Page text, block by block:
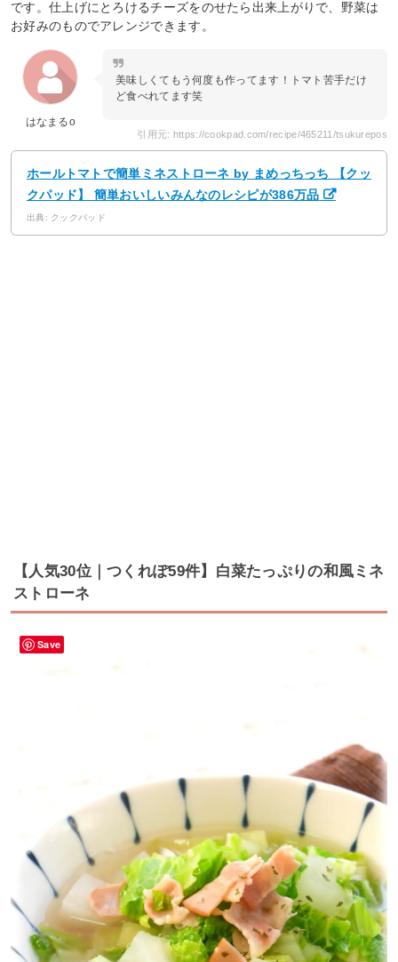
です。仕上げにとろけるチーズをのせたら出来上がりで、野菜は
お好みのものでアレンジできます。
はなまるo
美味しくてもう何度も作ってます！トマト苦手だけ
ど食べれてます笑
引用元: https://cookpad.com/recipe/465211/tsukurepos
ホールトマトで簡単ミネストローネ by まめっちっち 【クッ
クパッド】 簡単おいしいみんなのレシピが386万品
出典: クックパッド
【人気30位｜つくれぽ59件】白菜たっぷりの和風ミネ
ストローネ
Save